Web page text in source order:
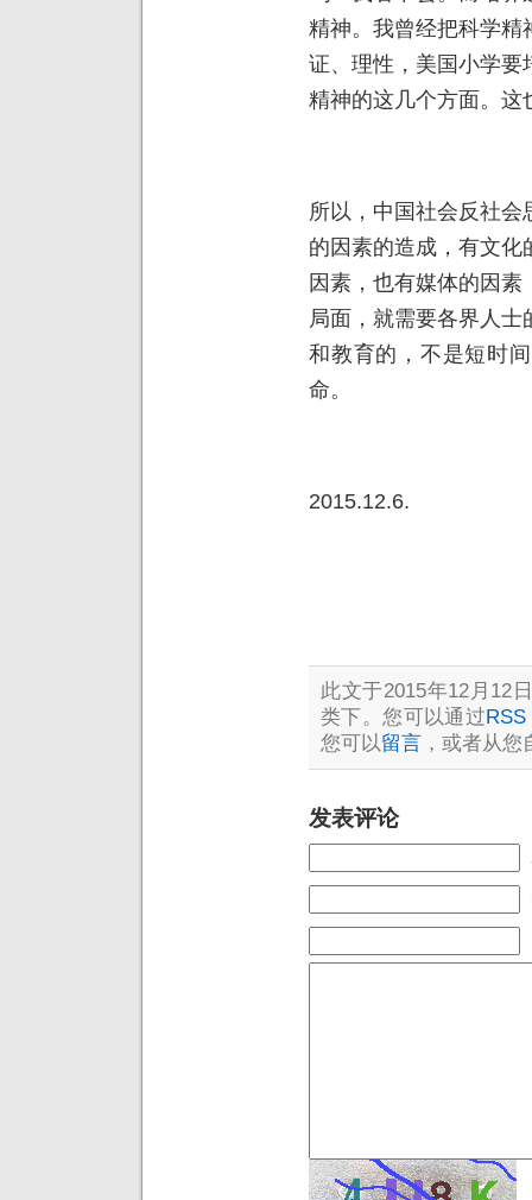
精神。我曾经把科学精
证、理性，美国小学要
精神的这几个方面。这
所以，中国社会反社
的因素的造成，有文
因素，也有媒体的因
局面，就需要各界人
和教育的，不是短时
命。
2015.12.6.
此文于2015年12月12
类下。您可以通过RSS
您可以留言 ，或者从
发表评论